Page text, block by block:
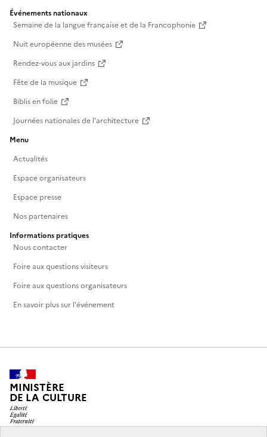
Événements nationaux
Semaine de la langue française et de la Francophonie
Nuit européenne des musées
Rendez-vous aux jardins
Fête de la musique
Biblis en folie
Journées nationales de l'architecture
Menu
Actualités
Espace organisateurs
Espace presse
Nos partenaires
Informations pratiques
Nous contacter
Foire aux questions visiteurs
Foire aux questions organisateurs
En savoir plus sur l'événement
MINISTÈRE
DE LA CULTURE